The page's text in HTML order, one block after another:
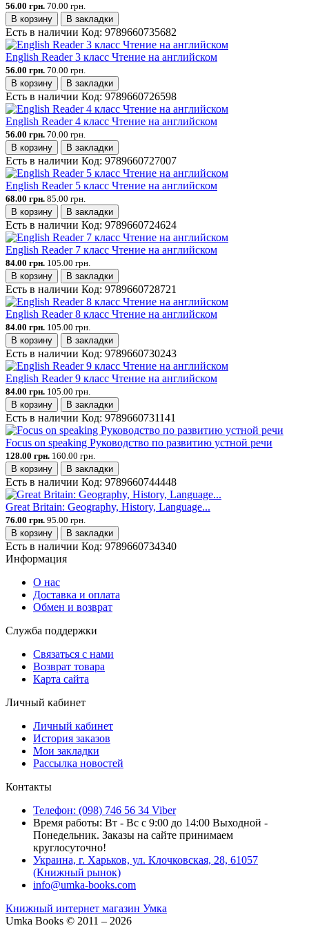
56.00 грн. 70.00 грн.
В корзину
В закладки
Есть в наличии Код: 9789660735682
English Reader 3 класс Чтение на английском
56.00 грн. 70.00 грн.
В корзину
В закладки
Есть в наличии Код: 9789660726598
English Reader 4 класс Чтение на английском
56.00 грн. 70.00 грн.
В корзину
В закладки
Есть в наличии Код: 9789660727007
English Reader 5 класс Чтение на английском
68.00 грн. 85.00 грн.
В корзину
В закладки
Есть в наличии Код: 9789660724624
English Reader 7 класс Чтение на английском
84.00 грн. 105.00 грн.
В корзину
В закладки
Есть в наличии Код: 9789660728721
English Reader 8 класс Чтение на английском
84.00 грн. 105.00 грн.
В корзину
В закладки
Есть в наличии Код: 9789660730243
English Reader 9 класс Чтение на английском
84.00 грн. 105.00 грн.
В корзину
В закладки
Есть в наличии Код: 9789660731141
Focus on speaking Руководство по развитию устной речи
128.00 грн. 160.00 грн.
В корзину
В закладки
Есть в наличии Код: 9789660744448
Great Britain: Geography, History, Language...
76.00 грн. 95.00 грн.
В корзину
В закладки
Есть в наличии Код: 9789660734340
Информация
О нас
Доставка и оплата
Обмен и возврат
Служба поддержки
Связаться с нами
Возврат товара
Карта сайта
Личный кабинет
Личный кабинет
История заказов
Мои закладки
Рассылка новостей
Контакты
Телефон: (098) 746 56 34 Viber
Время работы: Вт - Вс с 9:00 до 14:00 Выходной -
Понедельник. Заказы на сайте принимаем
круглосуточно!
Украина, г. Харьков, ул. Клочковская, 28, 61057
(Книжный рынок)
info@umka-books.com
Книжный интернет магазин Умка
Umka Books © 2011 – 2026